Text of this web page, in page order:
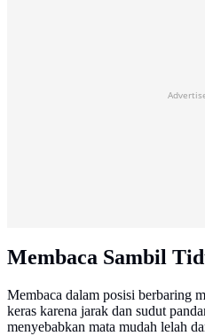
Membaca Sambil
Membaca dalam posisi berbaring
keras karena jarak dan sudut
menyebabkan mata mudah lelah